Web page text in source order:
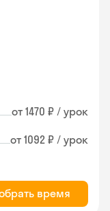
от 1470 ₽ / урок
от 1092 ₽ / урок
время